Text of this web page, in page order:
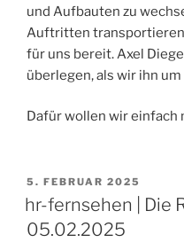
und Aufbauten zu
Auftritten
für uns bereit. Axel
überlegen, als wir ihn
Dafür wollen wir einfach
VERÖFFENTLICHT
AM
5. FEBRUAR 2025
hr-fernsehen | Die
05.02.2025